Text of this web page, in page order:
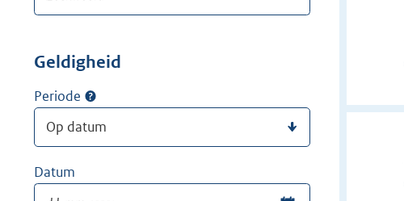
Geldigheid
Periode
Datum